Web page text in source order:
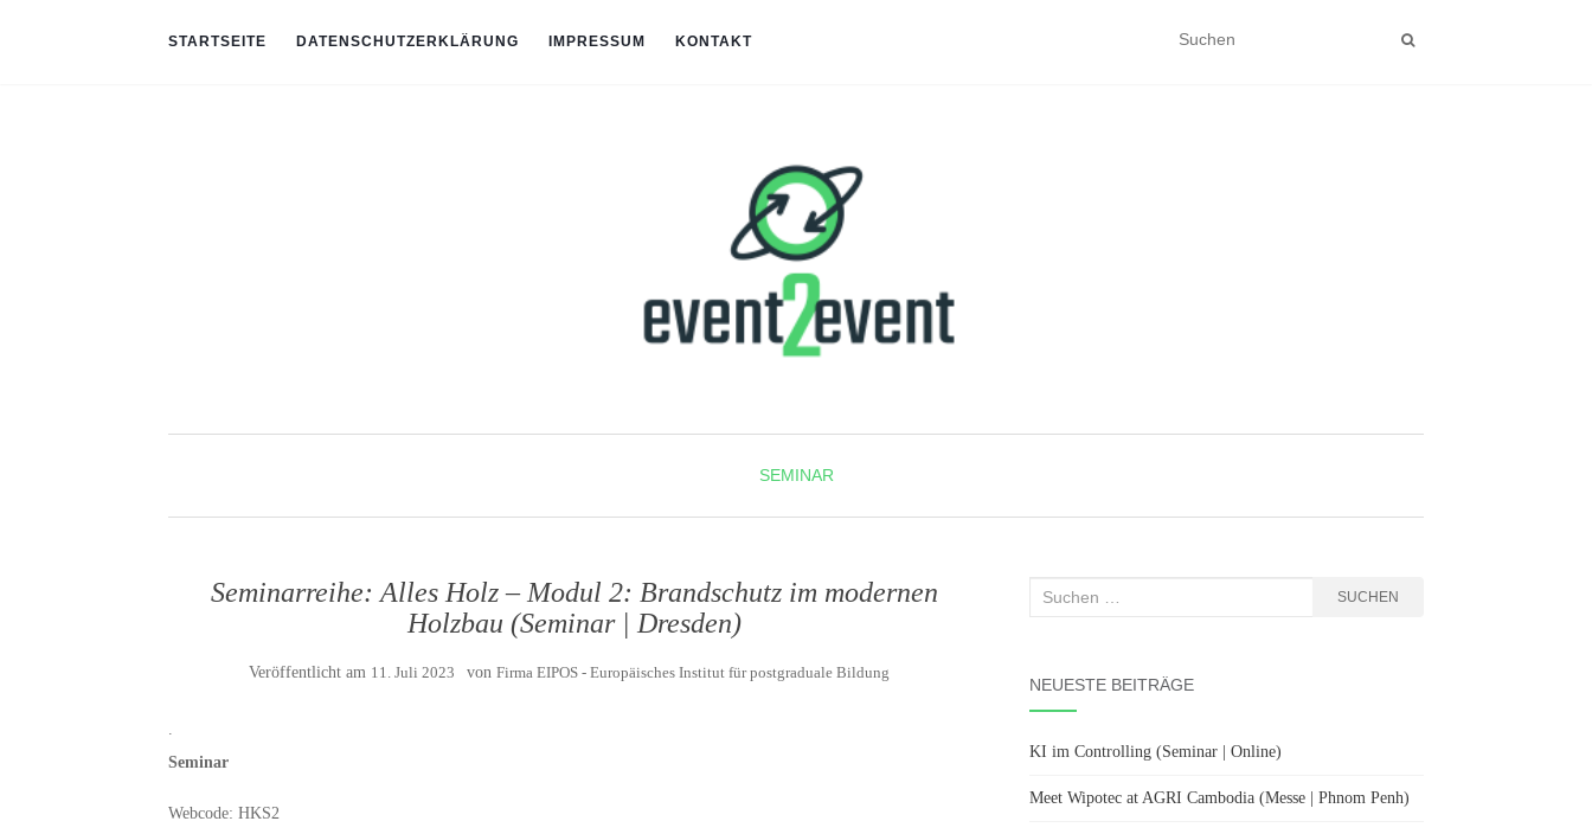
STARTSEITE DATENSCHUTZERKLÄRUNG IMPRESSUM KONTAKT
SEMINAR
Seminarreihe: Alles Holz – Modul 2: Brandschutz im modernen
Holzbau (Seminar | Dresden)
Veröffentlicht am 11. Juli 2023 von Firma EIPOS - Europäisches Institut für postgraduale Bildung
.
Seminar
Webcode: HKS2
Suchen
SUCHEN
NEUESTE BEITRÄGE
KI im Controlling (Seminar | Online)
Meet Wipotec at AGRI Cambodia (Messe | Phnom Penh)